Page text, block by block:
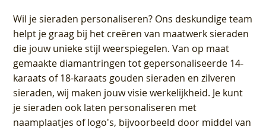
Wil je sieraden personaliseren? Ons deskundige team
helpt je graag bij het creëren van maatwerk sieraden
die jouw unieke stijl weerspiegelen. Van op maat
gemaakte diamantringen tot gepersonaliseerde 14-
karaats of 18-karaats gouden sieraden en zilveren
sieraden, wij maken jouw visie werkelijkheid. Je kunt
je sieraden ook laten personaliseren met
naamplaatjes of logo's, bijvoorbeeld door middel van